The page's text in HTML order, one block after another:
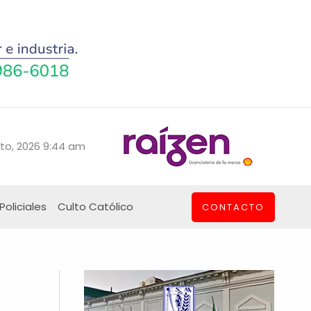
2026 9:44 am
Policiales Culto Católico CONTACTO